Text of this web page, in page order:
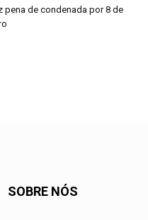
pena de condenada por 8 de
SOBRE NÓS